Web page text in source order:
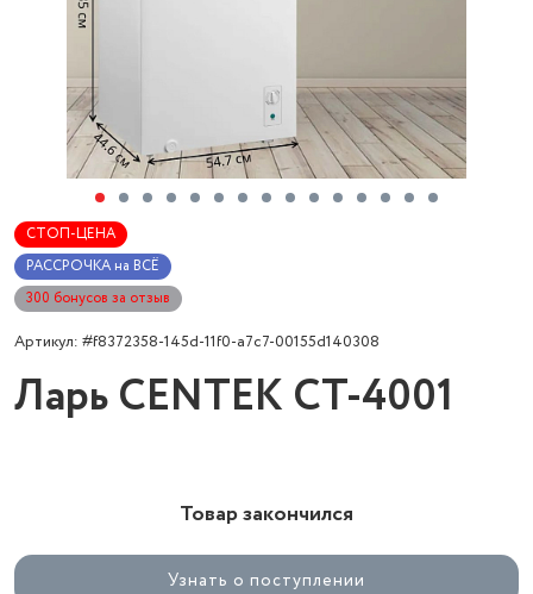
СТОП-ЦЕНА
РАССРОЧКА на ВСЁ
300 бонусов за отзыв
Артикул: #f8372358-145d-11f0-a7c7-00155d140308
Ларь CENTEK CT-4001
Товар закончился
Узнать о поступлении